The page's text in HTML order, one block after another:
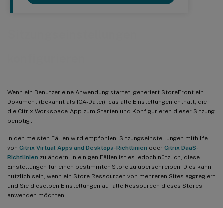
Wenn ein Benutzer eine Anwendung startet, generiert StoreFront ein
Dokument (bekannt als ICA-Datei), das alle Einstellungen enthält, die
die Citrix Workspace-App zum Starten und Konfigurieren dieser Sitzung
benötigt.
In den meisten Fällen wird empfohlen, Sitzungseinstellungen mithilfe
von Citrix Virtual Apps and Desktops-Richtlinien oder Citrix DaaS-
Richtlinien zu ändern. In einigen Fällen ist es jedoch nützlich, diese
Einstellungen für einen bestimmten Store zu überschreiben. Dies kann
nützlich sein, wenn ein Store Ressourcen von mehreren Sites aggregiert
und Sie dieselben Einstellungen auf alle Ressourcen dieses Stores
anwenden möchten.